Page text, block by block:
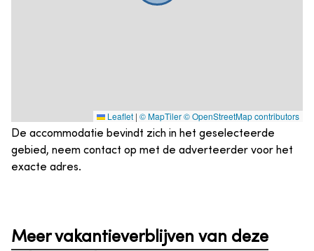
Leaflet | © MapTiler© OpenStreetMap contributors
De accommodatie bevindt zich in het geselecteerde
gebied, neem contact op met de adverteerder voor het
exacte adres.
Meer vakantieverblijven van deze